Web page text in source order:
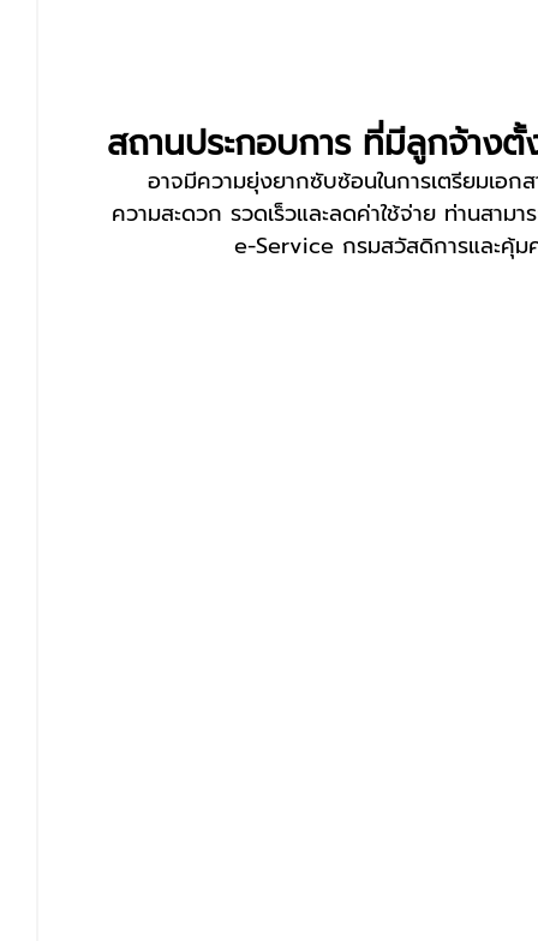
สถานประกอบการ ที่มีลูกจ้าง
อาจมีความยุ่งยากซับซ้อนในการเตรียมเอก
ความสะดวก รวดเร็วและลดค่าใช้จ่าย ท่านสาม
e-Service กรมสวัสดิการและคุ้ม